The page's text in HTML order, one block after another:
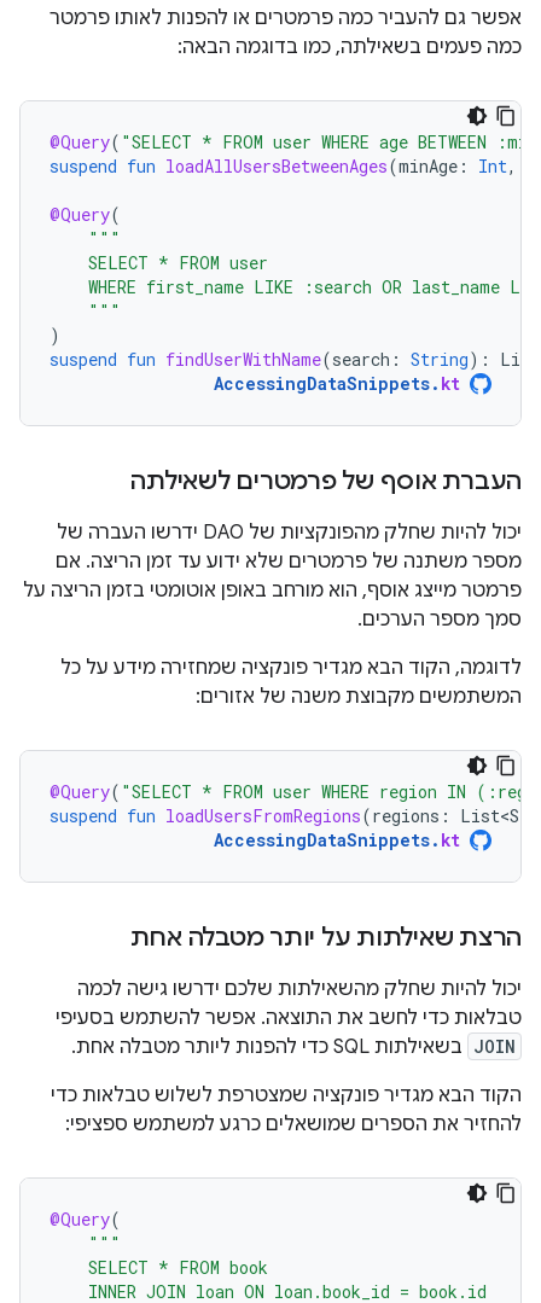
אפשר גם להעביר כמה פרמטרים או להפנות לאותו פרמטר
כמה פעמים בשאילתה, כמו בדוגמה הבאה:
@Query( "SELECT * FROM user WHERE age BETWEEN
suspend fun loadAllUsersBetweenAges(minAge : Int,
@Query(
"""
    SELECT * FROM user
WHERE first_name LIKE :search OR last_name
    """
)
suspend fun findUserWithName(search : String):
AccessingDataSnippets. kt
העברת אוסף של פרמטרים לשאילתה
יכול להיות שחלק מהפונקציות של DAO ידרשו העברה של
מספר משתנה של פרמטרים שלא ידוע עד זמן הריצה. אם
פרמטר מייצג אוסף, הוא מורחב באופן אוטומטי בזמן הריצה על
סמך מספר הערכים.
לדוגמה, הקוד הבא מגדיר פונקציה שמחזירה מידע על כל
המשתמשים מקבוצת משנה של אזורים:
@Query( "SELECT * FROM user WHERE region IN
suspend fun loadUsersFromRegions(regions :
AccessingDataSnippets. kt
הרצת שאילתות על יותר מטבלה אחת
יכול להיות שחלק מהשאילתות שלכם ידרשו גישה לכמה
טבלאות כדי לחשב את התוצאה. אפשר להשתמש בסעיפי
JOIN בשאילתות SQL כדי להפנות ליותר מטבלה אחת.
הקוד הבא מגדיר פונקציה שמצטרפת לשלוש טבלאות כדי
להחזיר את הספרים שמושאלים כרגע למשתמש ספציפי:
@Query(
"""
    SELECT * FROM book
    INNER JOIN loan ON loan.book_id = book.id